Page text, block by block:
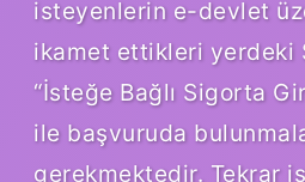
isteyenlerin e-devlet
ikamet ettikleri yerdeki
“İsteğe Bağlı Sigorta
ile başvuruda
gerekmektedir. Tekrar